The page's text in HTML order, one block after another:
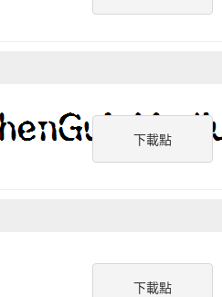
下載點
下載點